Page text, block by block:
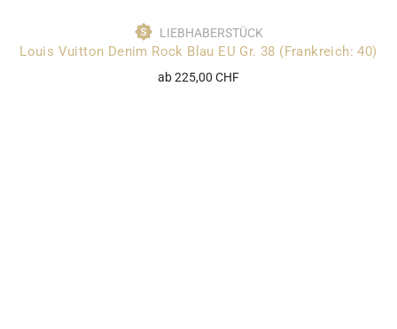
LIEBHABERSTÜCK
Louis Vuitton Denim Rock Blau EU Gr. 38 (Frankreich: 40)
ab 225,00 CHF